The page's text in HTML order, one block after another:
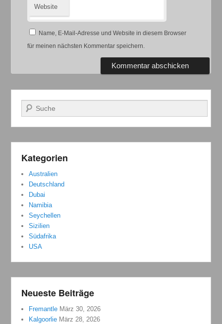
Website
Name, E-Mail-Adresse und Website in diesem Browser
für meinen nächsten Kommentar speichern.
Suchen
Kategorien
Australien
Deutschland
Dubai
Namibia
Seychellen
Sizilien
Südafrika
USA
Neueste Beiträge
Fremantle März 30, 2026
Kalgoorlie März 28, 2026